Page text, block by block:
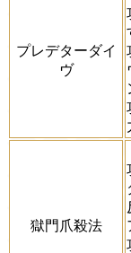
プレデターダイ
ヴ
獄門爪殺法